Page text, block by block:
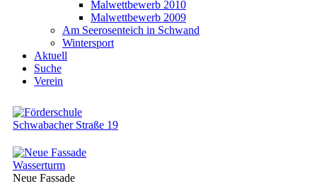
Malwettbewerb 2010
Malwettbewerb 2009
Am Seerosenteich in Schwand
Wintersport
Aktuell
Suche
Verein
Schwabacher Straße 19
Wasserturm
Neue Fassade